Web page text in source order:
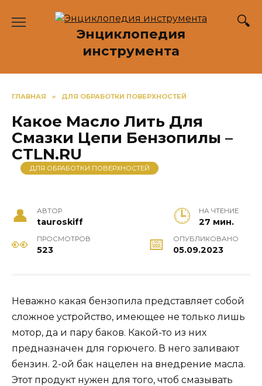
Энциклопедия
инструмента
ГЛАВНАЯ » ДЛЯ ОБРАБОТКИ ПОВЕРХНОСТЕЙ
Какое Масло Лить Для
Смазки Цепи Бензопилы –
CTLN.RU
ДЛЯ ОБРАБОТКИ ПОВЕРХНОСТЕЙ
АВТОР
tauroskiff
НА ЧТЕНИЕ
27 мин.
ПРОСМОТРОВ
523
ОПУБЛИКОВАНО
05.09.2023
Неважно какая бензопила представляет собой
сложное устройство, имеющее не только лишь
мотор, да и пару баков. Какой-то из них
предназначен для горючего. В него заливают
бензин. 2-ой бак нацелен на внедрение масла.
Этот продукт нужен для того, чтоб смазывать